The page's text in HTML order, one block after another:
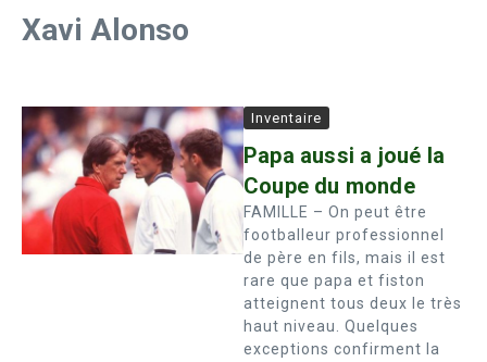
Xavi Alonso
Inventaire
Papa aussi a joué la
Coupe du monde
FAMILLE – On peut être
footballeur professionnel
de père en fils, mais il est
rare que papa et fiston
atteignent tous deux le très
haut niveau. Quelques
exceptions confirment la